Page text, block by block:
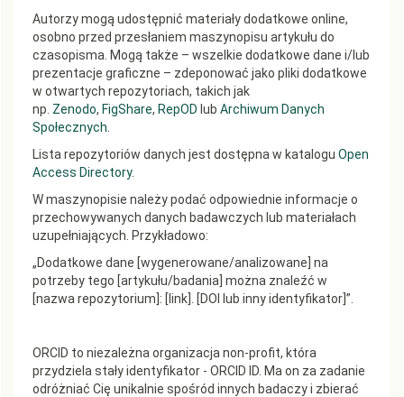
Autorzy mogą udostępnić materiały dodatkowe online,
osobno przed przesłaniem maszynopisu artykułu do
czasopisma. Mogą także – wszelkie dodatkowe dane i/lub
prezentacje graficzne – zdeponować jako pliki dodatkowe
w otwartych repozytoriach, takich jak
np. Zenodo, FigShare, RepOD lub Archiwum Danych
Społecznych
Lista repozytoriów danych jest dostępna w katalogu Open
Access Directory.
W maszynopisie należy podać odpowiednie informacje o
przechowywanych danych badawczych lub materiałach
uzupełniających. Przykładowo:
„Dodatkowe dane [wygenerowane/analizowane] na
potrzeby tego [artykułu/badania] można znaleźć w
[nazwa repozytorium]: [link]. [DOI lub inny identyfikator]”.
ORCID to niezależna organizacja non-profit, która
przydziela stały identyfikator - ORCID ID. Ma on za zadanie
odróżniać Cię unikalnie spośród innych badaczy i zbierać